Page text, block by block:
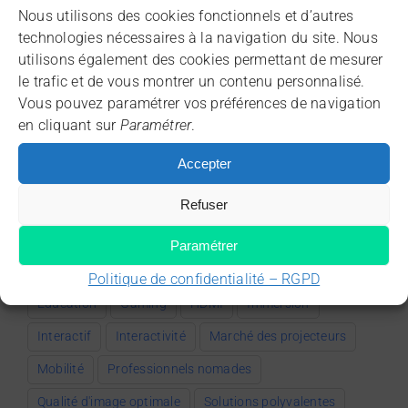
Nous utilisons des cookies fonctionnels et d’autres
technologies nécessaires à la navigation du site. Nous
utilisons également des cookies permettant de mesurer
le trafic et de vous montrer un contenu personnalisé.
Vous pouvez paramétrer vos préférences de navigation
en cliquant sur Paramétrer.
Accepter
Refuser
Paramétrer
Politique de confidentialité – RGPD
Ecran de projection
Home cinéma
Projecteurs interactifs
Étiquettes
Collaboration à distance Compact
Education Gaming HDMI Immersion
Interactif Interactivité Marché des projecteurs
Mobilité Professionnels nomades
Qualité d'image optimale Solutions polyvalentes